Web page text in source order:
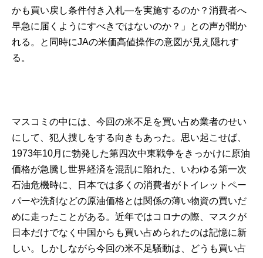
かも買い戻し条件付き入札―を実施するのか？消費者へ
早急に届くようにすべきではないのか？」との声が聞か
れる。と同時にJAの米価高値操作の意図が見え隠れす
る。
マスコミの中には、今回の米不足を買い占め業者のせい
にして、犯人捜しをする向きもあった。思い起こせば、
1973年10月に勃発した第四次中東戦争をきっかけに原油
価格が急騰し世界経済を混乱に陥れた、いわゆる第一次
石油危機時に、日本では多くの消費者がトイレットペー
パーや洗剤などの原油価格とは関係の薄い物資の買いだ
めに走ったことがある。近年ではコロナの際、マスクが
日本だけでなく中国からも買い占められたのは記憶に新
しい。しかしながら今回の米不足騒動は、どうも買い占